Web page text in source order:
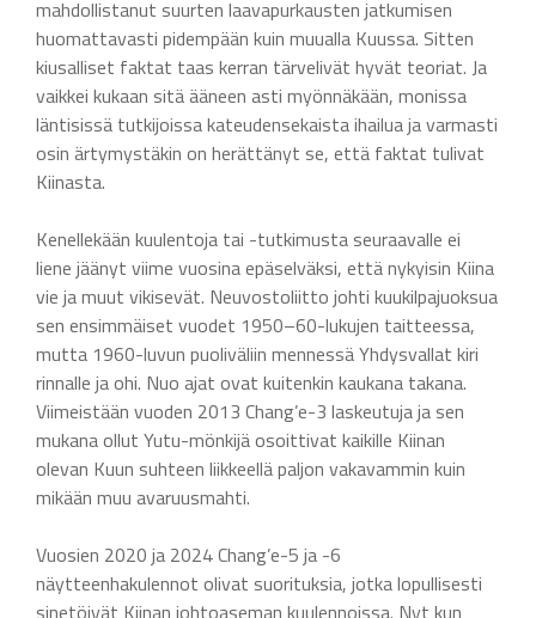
mahdollistanut suurten laavapurkausten jatkumisen
huomattavasti pidempään kuin muualla Kuussa. Sitten
kiusalliset faktat taas kerran tärvelivät hyvät teoriat. Ja
vaikkei kukaan sitä ääneen asti myönnäkään, monissa
läntisissä tutkijoissa kateudensekaista ihailua ja varmasti
osin ärtymystäkin on herättänyt se, että faktat tulivat
Kiinasta.
Kenellekään kuulentoja tai -tutkimusta seuraavalle ei
liene jäänyt viime vuosina epäselväksi, että nykyisin Kiina
vie ja muut vikisevät. Neuvostoliitto johti kuukilpajuoksua
sen ensimmäiset vuodet 1950–60-lukujen taitteessa,
mutta 1960-luvun puoliväliin mennessä Yhdysvallat kiri
rinnalle ja ohi. Nuo ajat ovat kuitenkin kaukana takana.
Viimeistään vuoden 2013 Chang’e-3 laskeutuja ja sen
mukana ollut Yutu-mönkijä osoittivat kaikille Kiinan
olevan Kuun suhteen liikkeellä paljon vakavammin kuin
mikään muu avaruusmahti.
Vuosien 2020 ja 2024 Chang’e-5 ja -6
näytteenhakulennot olivat suorituksia, jotka lopullisesti
sinetöivät Kiinan johtoaseman kuulennoissa. Nyt kun